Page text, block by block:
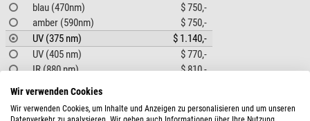
blau (470nm)
$ 750,-
amber (590nm)
$ 750,-
UV (375 nm)
$ 1.140,-
UV (405 nm)
$ 770,-
IR (880 nm)
$ 810,-
ARTIKELBESCHREIBUNG
Wir verwenden Cookies
Wir verwenden Cookies, um Inhalte und Anzeigen zu personalisieren und um unseren